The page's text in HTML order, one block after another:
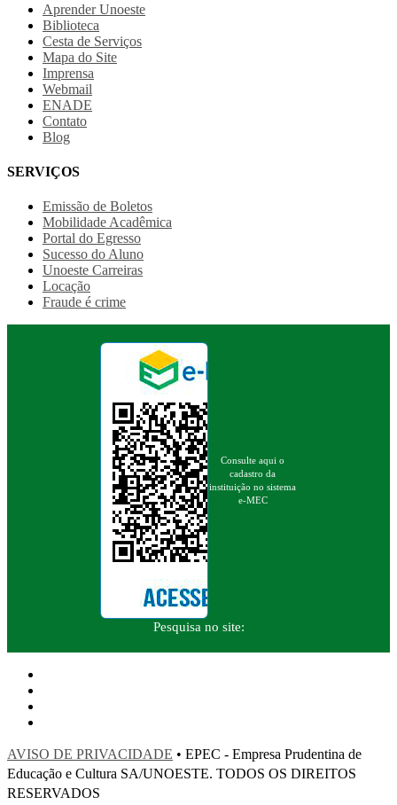
Aprender Unoeste
Biblioteca
Cesta de Serviços
Mapa do Site
Imprensa
Webmail
ENADE
Contato
Blog
SERVIÇOS
Emissão de Boletos
Mobilidade Acadêmica
Portal do Egresso
Sucesso do Aluno
Unoeste Carreiras
Locação
Fraude é crime
Consulte aqui o
cadastro da
instituição no sistema
e-MEC
Pesquisa no site:
AVISO DE PRIVACIDADE • EPEC - Empresa Prudentina de
Educação e Cultura SA/UNOESTE. TODOS OS DIREITOS
RESERVADOS